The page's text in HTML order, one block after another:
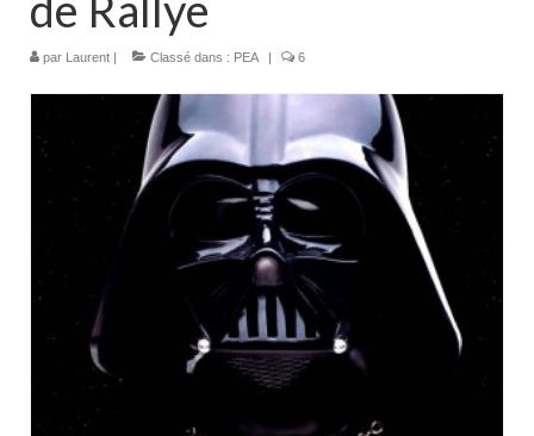
par Laurent | Classé dans : PEA | 6